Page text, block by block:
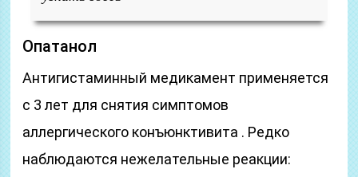
Опатанол
Антигистаминный медикамент применяется
с 3 лет для снятия симптомов
аллергического конъюнктивита . Редко
наблюдаются нежелательные реакции: